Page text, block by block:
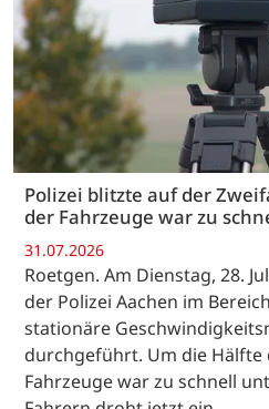
Polizei blitzte auf der
der Fahrzeuge war zu
31.07.2026
Roetgen. Am Dienstag, 28.
der Polizei Aachen im
stationäre
durchgeführt. Um die Hälfte
Fahrzeuge war zu schnell